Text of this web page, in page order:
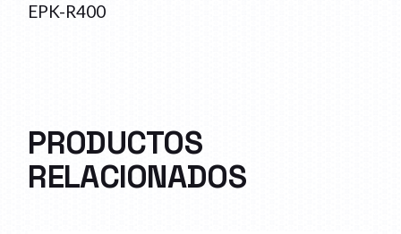
EPK-R400
PRODUCTOS
RELACIONADOS